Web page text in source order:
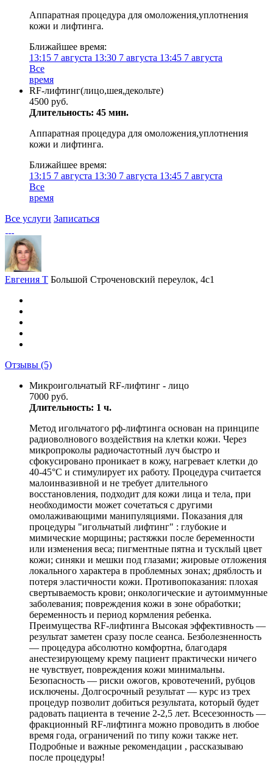
Аппаратная процедура для омоложения,уплотнения
кожи и лифтинга.
Ближайшее время:
13:15 7 августа 13:30 7 августа 13:45 7 августа
Все
время
RF-лифтинг(лицо,шея,декольте)
4500 руб.
Длительность: 45 мин.
Аппаратная процедура для омоложения,уплотнения
кожи и лифтинга.
Ближайшее время:
13:15 7 августа 13:30 7 августа 13:45 7 августа
Все
время
Все услуги Записаться
Евгения Т Большой Строченовский переулок, 4с1
Отзывы (5)
Микроигольчатый RF-лифтинг - лицо
7000 руб.
Длительность: 1 ч.
Метод игольчатого рф-лифтинга основан на принципе
радиоволнового воздействия на клетки кожи. Через
микропроколы радиочастотный луч быстро и
сфокусировано проникает в кожу, нагревает клетки до
40-45°С и стимулирует их работу. Процедура считается
малоинвазивной и не требует длительного
восстановления, подходит для кожи лица и тела, при
необходимости может сочетаться с другими
омолаживающими манипуляциями. Показания для
процедуры "игольчатый лифтинг" : глубокие и
мимические морщины; растяжки после беременности
или изменения веса; пигментные пятна и тусклый цвет
кожи; синяки и мешки под глазами; жировые отложения
локального характера в проблемных зонах; дряблость и
потеря эластичности кожи. Противопоказания: плохая
свертываемость крови; онкологические и аутоиммунные
заболевания; повреждения кожи в зоне обработки;
беременность и период кормления ребенка.
Преимущества RF-лифтинга Высокая эффективность —
результат заметен сразу после сеанса. Безболезненность
— процедура абсолютно комфортна, благодаря
анестезирующему крему пациент практически ничего
не чувствует, повреждения кожи минимальны.
Безопасность — риски ожогов, кровотечений, рубцов
исключены. Долгосрочный результат — курс из трех
процедур позволит добиться результата, который будет
радовать пациента в течение 2-2,5 лет. Всесезонность —
фракционный RF-лифтинга можно проводить в любое
время года, ограничений по типу кожи также нет.
Подробные и важные рекомендации , рассказываю
после процедуры!